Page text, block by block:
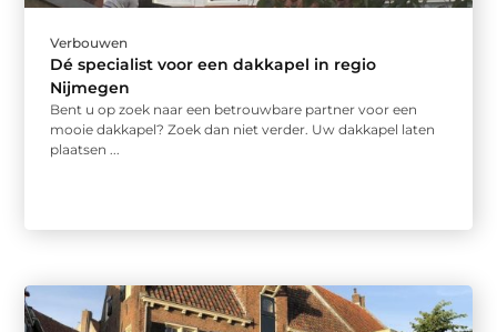
Verbouwen
Dé specialist voor een dakkapel in regio
Nijmegen
Bent u op zoek naar een betrouwbare partner voor een
mooie dakkapel? Zoek dan niet verder. Uw dakkapel laten
plaatsen ...